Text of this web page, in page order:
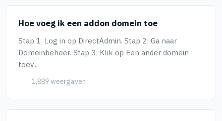
Hoe voeg ik een addon domein toe
Stap 1: Log in op DirectAdmin. Stap 2: Ga naar
Domeinbeheer. Stap 3: Klik op Een ander domein
toev...
1,889 weergaven